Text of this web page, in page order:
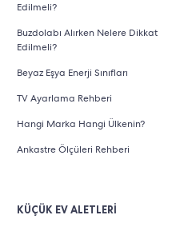
Edilmeli?
Buzdolabı Alırken Nelere Dikkat
Edilmeli?
Beyaz Eşya Enerji Sınıfları
TV Ayarlama Rehberi
Hangi Marka Hangi Ülkenin?
Ankastre Ölçüleri Rehberi
KÜÇÜK EV ALETLERİ